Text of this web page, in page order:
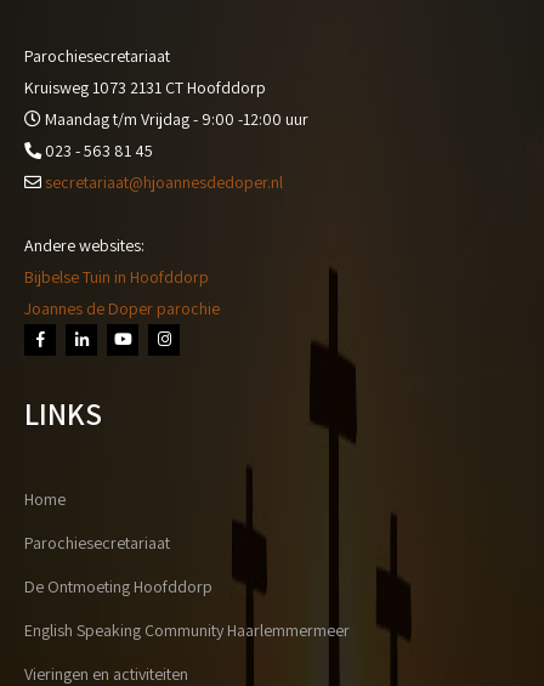
Parochiesecretariaat
Kruisweg 1073 2131 CT Hoofddorp
Maandag t/m Vrijdag - 9:00 -12:00 uur
023 - 563 81 45
secretariaat@hjoannesdedoper.nl
Andere websites:
Bijbelse Tuin in Hoofddorp
Joannes de Doper parochie
LINKS
Home
Parochiesecretariaat
De Ontmoeting Hoofddorp
English Speaking Community Haarlemmermeer
Vieringen en activiteiten